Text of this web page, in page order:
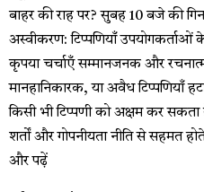
बाहर की राह पर? सुबह 10 बजे की
अस्वीकरण: टिप्पणियाँ उपयोगकर्ताओं
कृपया चर्चाएँ सम्मानजनक और
मानहानिकारक, या अवैध टिप्पणियाँ
किसी भी टिप्पणी को अक्षम कर
शर्तों और गोपनीयता नीति से सहमत
और पढ़ें